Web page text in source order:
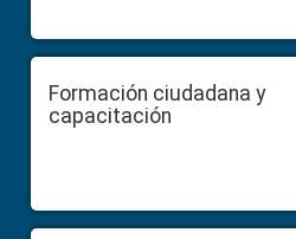
Formación ciudadana y
capacitación